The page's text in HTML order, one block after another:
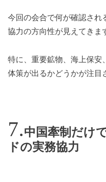
今回の会合で何が確認され
協力の方向性が見えてきま
特に、重要鉱物、海上保安
体策が出るかどうかが注目
中国牽制だけ
ドの実務協力